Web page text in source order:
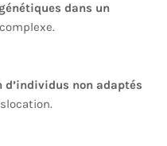
dans un
non adaptés